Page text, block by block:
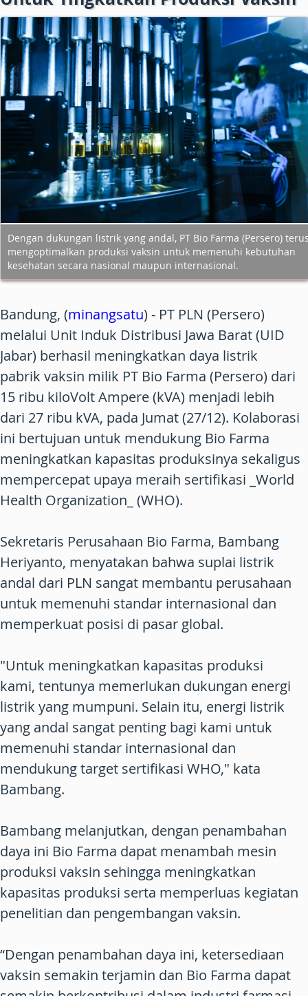
Dengan dukungan listrik yang andal, PT Bio Farma (Persero)
mengoptimalkan produksi vaksin untuk memenuhi kebutuhan
kesehatan secara nasional maupun internasional.
Bandung, (minangsatu) - PT PLN (Persero)
melalui Unit Induk Distribusi Jawa Barat (UID
Jabar) berhasil meningkatkan daya listrik
pabrik vaksin milik PT Bio Farma (Persero) dari
15 ribu kiloVolt Ampere (kVA) menjadi lebih
dari 27 ribu kVA, pada Jumat (27/12). Kolaborasi
ini bertujuan untuk mendukung Bio Farma
meningkatkan kapasitas produksinya sekaligus
mempercepat upaya meraih sertifikasi _World
Health Organization_ (WHO).
Sekretaris Perusahaan Bio Farma, Bambang
Heriyanto, menyatakan bahwa suplai listrik
andal dari PLN sangat membantu perusahaan
untuk memenuhi standar internasional dan
memperkuat posisi di pasar global.
"Untuk meningkatkan kapasitas produksi
kami, tentunya memerlukan dukungan energi
listrik yang mumpuni. Selain itu, energi listrik
yang andal sangat penting bagi kami untuk
memenuhi standar internasional dan
mendukung target sertifikasi WHO," kata
Bambang.
Bambang melanjutkan, dengan penambahan
daya ini Bio Farma dapat menambah mesin
produksi vaksin sehingga meningkatkan
kapasitas produksi serta memperluas kegiatan
penelitian dan pengembangan vaksin.
“Dengan penambahan daya ini, ketersediaan
vaksin semakin terjamin dan Bio Farma dapat